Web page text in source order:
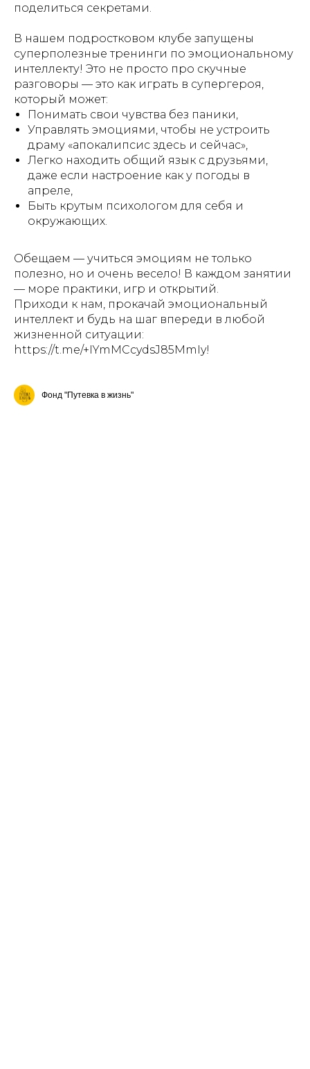
поделиться секретами.
В нашем подростковом клубе запущены
суперполезные тренинги по эмоциональному
интеллекту! Это не просто про скучные
разговоры — это как играть в супергероя,
который может:
Понимать свои чувства без паники,
Управлять эмоциями, чтобы не устроить
драму «апокалипсис здесь и сейчас»,
Легко находить общий язык с друзьями,
даже если настроение как у погоды в
апреле,
Быть крутым психологом для себя и
окружающих.
Обещаем — учиться эмоциям не только
полезно, но и очень весело! В каждом занятии
— море практики, игр и открытий.
Приходи к нам, прокачай эмоциональный
интеллект и будь на шаг впереди в любой
жизненной ситуации:
https://t.me/+IYmMCcydsJ85MmIy!
Фонд "Путевка в жизнь"